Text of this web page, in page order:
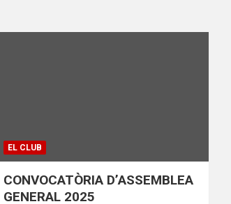
EL CLUB
CONVOCATÒRIA D’ASSEMBLEA
GENERAL 2025